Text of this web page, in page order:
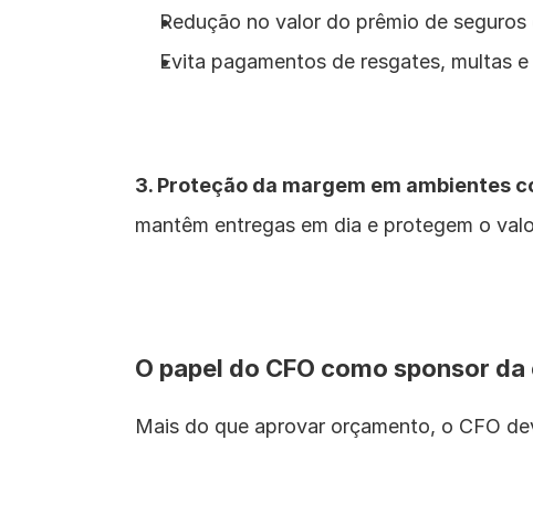
Redução no valor do prêmio de
Evita pagamentos de resgates, multas
3. Proteção da margem em ambientes
mantêm entregas em dia e protegem o
O papel do CFO como sponsor
Mais do que aprovar orçamento, o CFO